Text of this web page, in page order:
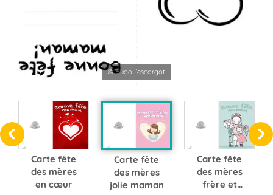
© Hugo l'escargot
Carte fête
des mères
en cœur
Carte fête
des mères
jolie maman
Carte fête
des mères
frère et